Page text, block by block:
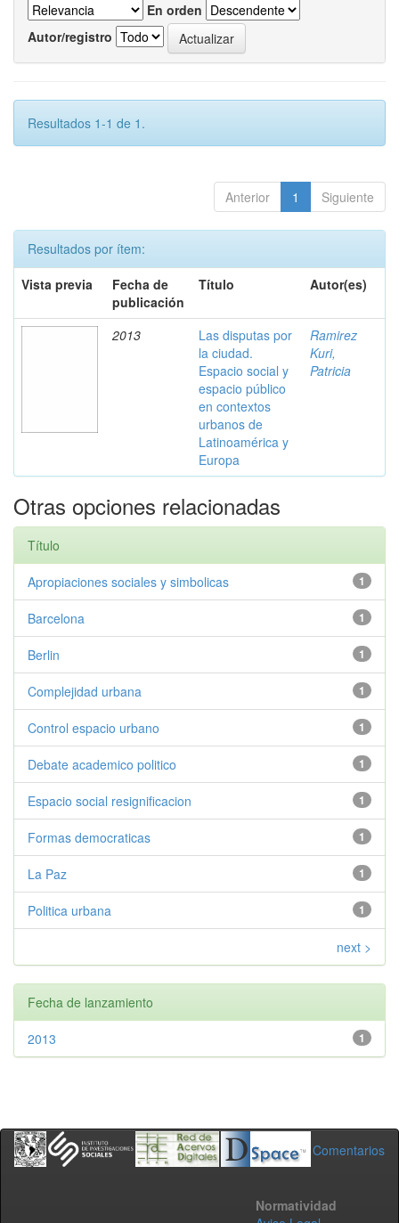
En orden
Autor/registro
Resultados 1-1 de 1.
Anterior 1 Siguiente
Resultados por ítem:
Vista previa
Fecha de
publicación
Título Autor(es)
2013
Las disputas por
la ciudad.
Espacio social y
espacio público
en contextos
urbanos de
Latinoamérica y
Europa
Ramirez
Kuri,
Patricia
Otras opciones relacionadas
Título
1
Apropiaciones sociales y simbolicas
1
Barcelona
1
Berlin
1
Complejidad urbana
1
Control espacio urbano
1
Debate academico politico
1
Espacio social resignificacion
1
Formas democraticas
1
La Paz
1
Politica urbana
next >
Fecha de lanzamiento
1
2013
Comentarios
Normatividad